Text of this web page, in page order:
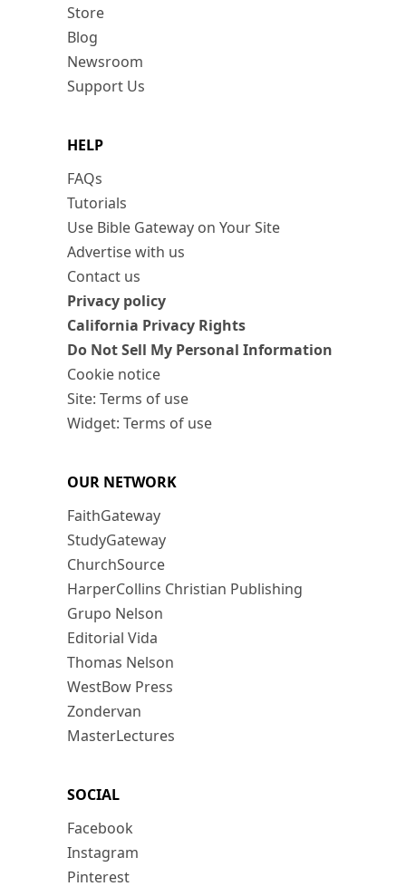
Store
Blog
Newsroom
Support Us
HELP
FAQs
Tutorials
Use Bible Gateway on Your Site
Advertise with us
Contact us
Privacy policy
California Privacy Rights
Do Not Sell My Personal Information
Cookie notice
Site: Terms of use
Widget: Terms of use
OUR NETWORK
FaithGateway
StudyGateway
ChurchSource
HarperCollins Christian Publishing
Grupo Nelson
Editorial Vida
Thomas Nelson
WestBow Press
Zondervan
MasterLectures
SOCIAL
Facebook
Instagram
Pinterest